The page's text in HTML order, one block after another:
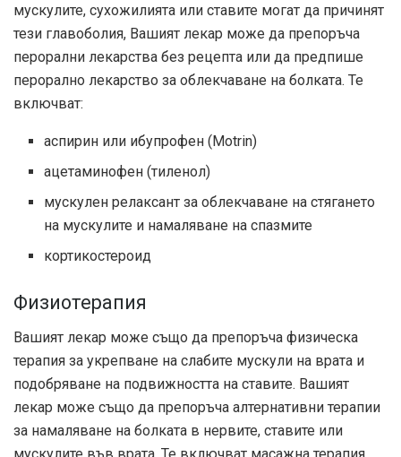
мускулите, сухожилията или ставите могат да причинят
тези главоболия, Вашият лекар може да препоръча
перорални лекарства без рецепта или да предпише
перорално лекарство за облекчаване на болката. Те
включват:
аспирин или ибупрофен (Motrin)
ацетаминофен (тиленол)
мускулен релаксант за облекчаване на стягането
на мускулите и намаляване на спазмите
кортикостероид
Физиотерапия
Вашият лекар може също да препоръча физическа
терапия за укрепване на слабите мускули на врата и
подобряване на подвижността на ставите. Вашият
лекар може също да препоръча алтернативни терапии
за намаляване на болката в нервите, ставите или
мускулите във врата. Те включват масажна терапия,